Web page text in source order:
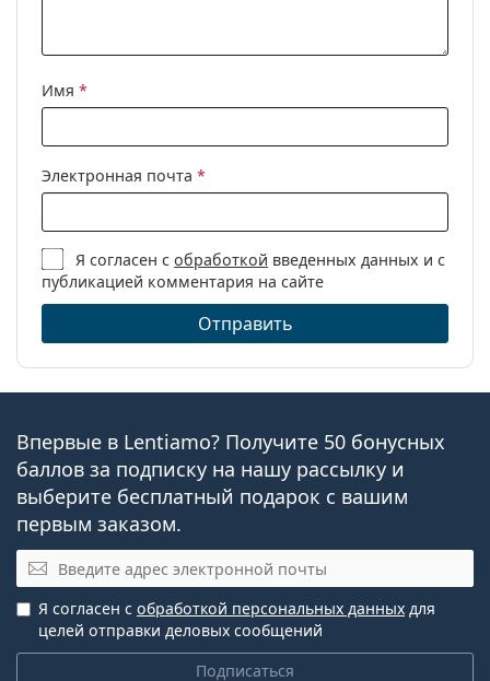
Имя *
Электронная почта *
Я согласен собработкой введенных данных и с
публикацией комментария на сайте
Отправить
Впервые в Lentiamo? Получите 50 бонусных
баллов за подписку на нашу рассылку и
выберите бесплатный подарок с вашим
первым заказом.
Электронная почта
Подписаться
Я согласен с обработкой персональных данных для
целей отправки деловых сообщений